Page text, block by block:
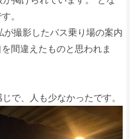
。
撮影したバス乗り場の案内
間違えたものと思われま
で、人も少なかったです。